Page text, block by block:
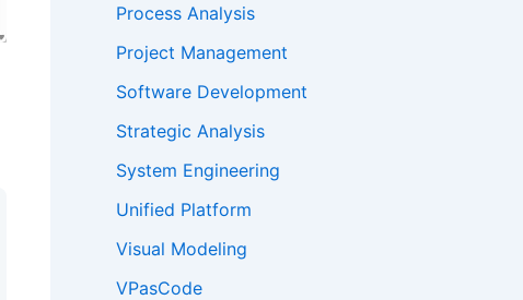
Process Analysis
Project Management
Software Development
Strategic Analysis
System Engineering
Unified Platform
Visual Modeling
VPasCode